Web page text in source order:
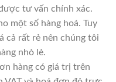
tư vấn chính xác.
một số hàng hoá. Tuy
cả rất rẻ nên chúng tôi
nhỏ lẻ.
hàng có giá trị trên